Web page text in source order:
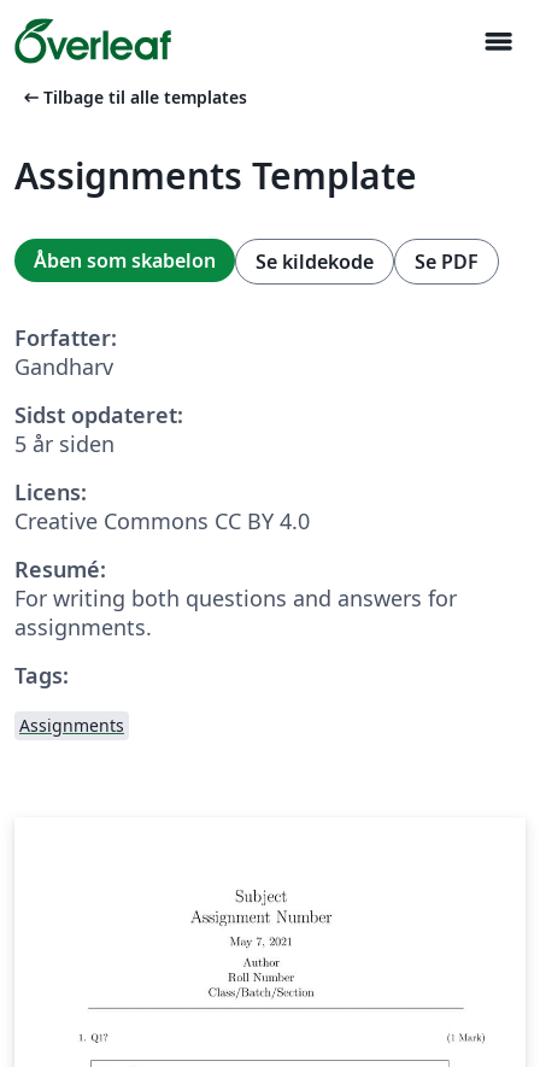
menu
arrow_left_alt Tilbage til alle templates
Assignments Template
Åben som skabelon Se kildekode Se PDF
Forfatter:
Gandharv
Sidst opdateret:
5 år siden
Licens:
Creative Commons CC BY 4.0
Resumé:
For writing both questions and answers for
assignments.
Tags:
Assignments